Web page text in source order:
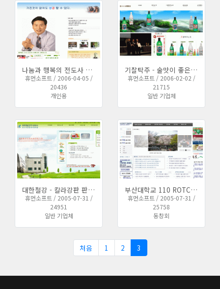
나눔과 행복의 전도사 조점동의 개인 홈페이지 제작 완료하였습니다
휴먼소프트 / 2006-04-05 /
20436
개인용
기찰탁주 - 술맛이 좋은 부산산성양조 홈페이지 완료되었습니다
휴먼소프트 / 2006-02-02 /
21715
일반 기업체
대한철강 - 칼라강판 판넬 제조 유통업체 홈페이지
휴먼소프트 / 2005-07-31 /
24951
일반 기업체
부산대학교 110 ROTC 총동문회 싸이트 업데이트
휴먼소프트 / 2005-07-31 /
25758
동창회
처음 1 2 3